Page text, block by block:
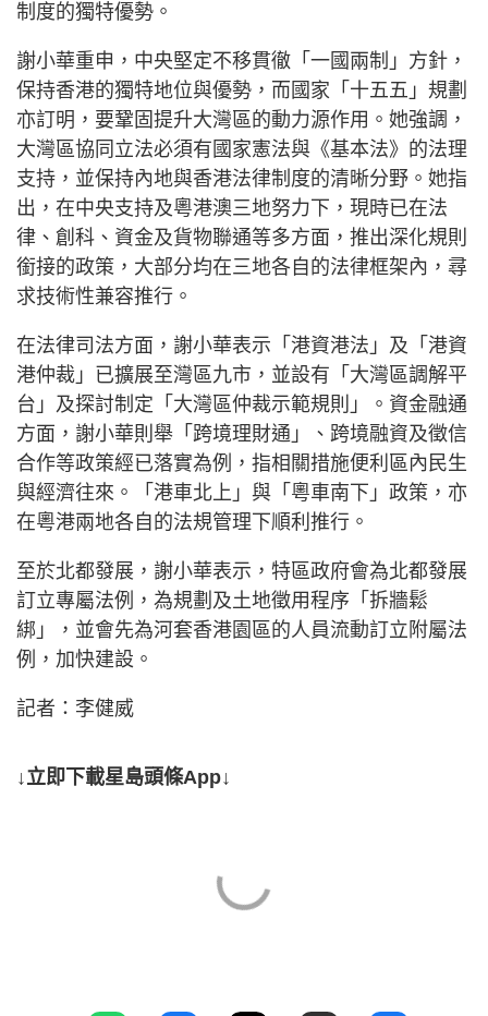
制度的獨特優勢。
謝小華重申，中央堅定不移貫徹「一國兩制」方針，
保持香港的獨特地位與優勢，而國家「十五五」規劃
亦訂明，要鞏固提升大灣區的動力源作用。她強調，
大灣區協同立法必須有國家憲法與《基本法》的法理
支持，並保持內地與香港法律制度的清晰分野。她指
出，在中央支持及粵港澳三地努力下，現時已在法
律、創科、資金及貨物聯通等多方面，推出深化規則
銜接的政策，大部分均在三地各自的法律框架內，尋
求技術性兼容推行。
在法律司法方面，謝小華表示「港資港法」及「港資
港仲裁」已擴展至灣區九市，並設有「大灣區調解平
台」及探討制定「大灣區仲裁示範規則」。資金融通
方面，謝小華則舉「跨境理財通」、跨境融資及徵信
合作等政策經已落實為例，指相關措施便利區內民生
與經濟往來。「港車北上」與「粵車南下」政策，亦
在粵港兩地各自的法規管理下順利推行。
至於北都發展，謝小華表示，特區政府會為北都發展
訂立專屬法例，為規劃及土地徵用程序「拆牆鬆
綁」，並會先為河套香港園區的人員流動訂立附屬法
例，加快建設。
記者：李健威
↓立即下載星島頭條App↓